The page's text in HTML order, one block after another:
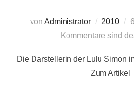
von Administrator 2010
Kommentare sind
Die Darstellerin der Lulu Simon
Zum Artikel